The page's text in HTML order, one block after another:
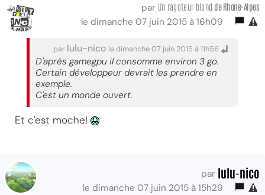
par Un ragoteur blond de Rhone-Alpes
le dimanche 07 juin 2015 à 16h09
par lulu-nico le dimanche 07 juin 2015 à 11h56
D'après gamegpu il consomme environ 3 go.
Certain développeur devrait les prendre en
exemple.
C'est un monde ouvert.
Et c'est moche!
par lulu-nico
le dimanche 07 juin 2015 à 15h29